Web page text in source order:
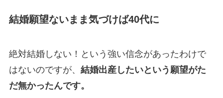
結婚願望ないまま気づけば40代に
絶対結婚しない！という強い信念があったわけで
はないのですが、 結婚出産したいという願望がた
だ無かったんです。